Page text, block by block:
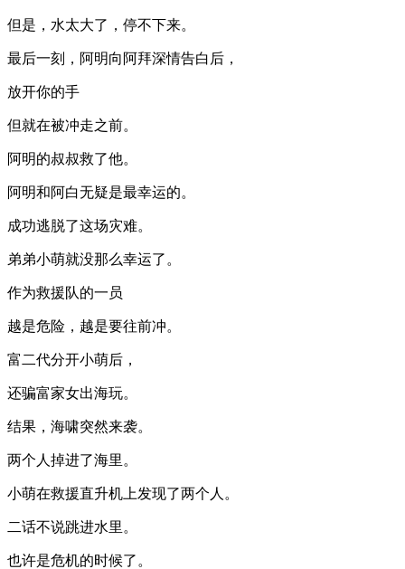
但是，水太大了，停不下来。
最后一刻，阿明向阿拜深情告白后，
放开你的手
但就在被冲走之前。
阿明的叔叔救了他。
阿明和阿白无疑是最幸运的。
成功逃脱了这场灾难。
弟弟小萌就没那么幸运了。
作为救援队的一员
越是危险，越是要往前冲。
富二代分开小萌后，
还骗富家女出海玩。
结果，海啸突然来袭。
两个人掉进了海里。
小萌在救援直升机上发现了两个人。
二话不说跳进水里。
也许是危机的时候了。